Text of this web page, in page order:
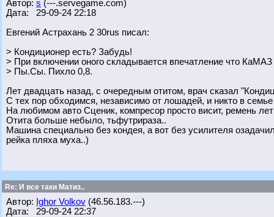
Автор: s (---.servegame.com)
Дата: 29-09-24 22:18
Евгений Астрахань 2 30rus писал:
> Кондиционер есть? Забудь!
> При включении оного складывается впечатление что КаМАЗ
> Пы.Сы. Пихло 0,8.
Лет двадцать назад, с очередным отитом, врач сказал
С тех пор обходимся, независимо от лошадей, и никто в семье
На любимом авто Сценик, компресор просто висит, ремень
Отита больше небыло, тьфутрираза..
Машина специально без кондея, а вот без усилителя
рейка пляха муха..)
Re: И все таки Матиз..
Автор: Ighor Volkov (46.56.183.---)
Дата: 29-09-24 22:37